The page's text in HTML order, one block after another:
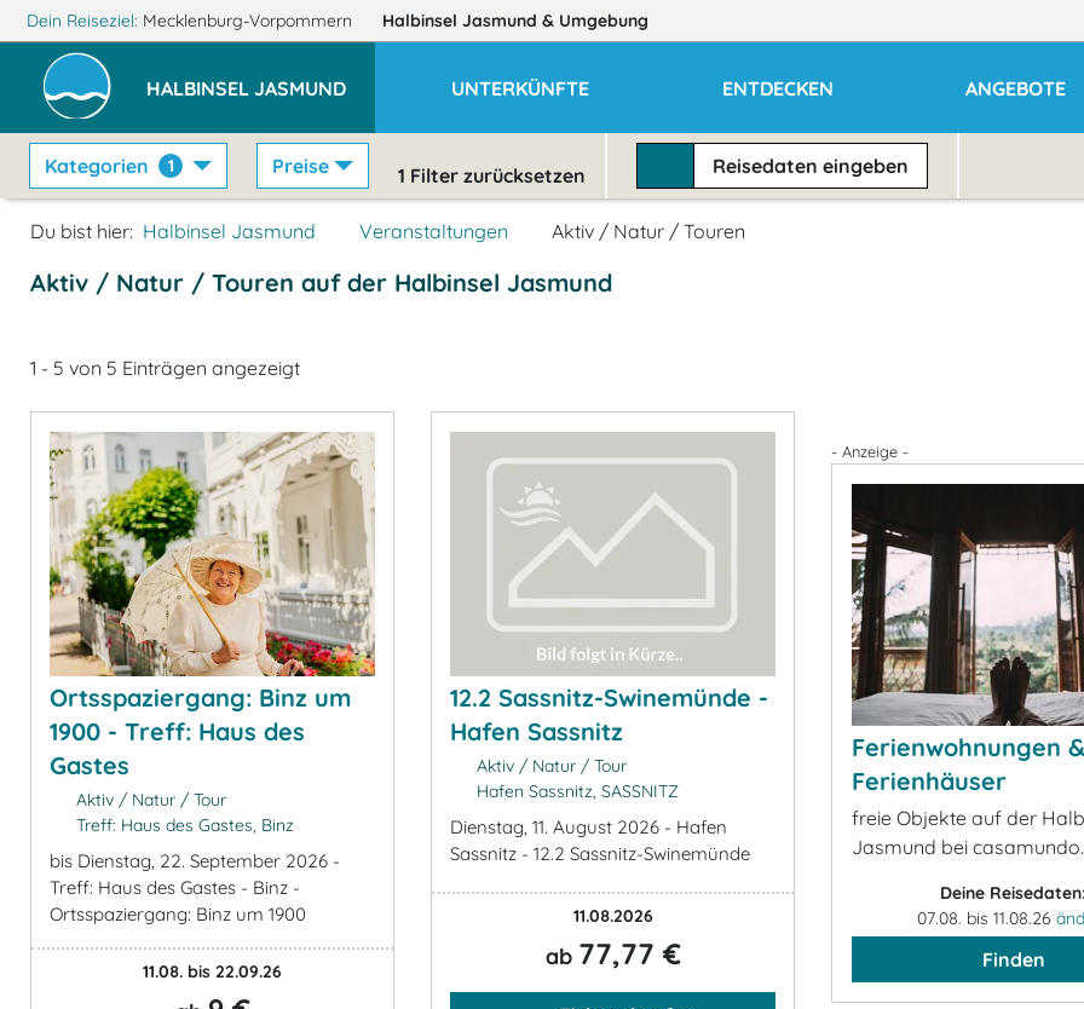
Dein Reiseziel: Mecklenburg-Vorpommern Halbinsel Jasmund & Umgebung
HALBINSEL JASMUND UNTERKÜNFTE ENTDECKEN ANGEBOTE
Kategorien 1 Preise 1 Filter zurücksetzen Reisedateneingeben
Du bist hier: Halbinsel Jasmund Veranstaltungen Aktiv / Natur / Touren
Aktiv / Natur / Touren auf der Halbinsel Jasmund
1 - 5 von 5 Einträgen angezeigt
Ortsspaziergang: Binz um
1900 - Treff: Haus des
Gastes
Aktiv / Natur / Tour
Treff: Haus des Gastes, Binz
bis Dienstag, 22. September 2026 -
Treff: Haus des Gastes - Binz -
Ortsspaziergang: Binz um 1900
11.08. bis 22.09.26
12.2 Sassnitz-Swinemünde -
Hafen Sassnitz
Aktiv / Natur / Tour
Hafen Sassnitz, SASSNITZ
Dienstag, 11. August 2026 - Hafen
Sassnitz - 12.2 Sassnitz-Swinemünde
11.08.2026
ab 77,77 €
- Anzeige -
Ferienwohnungen &
Ferienhäuser
freie Objekte auf der
Jasmund bei
Deine
07.08. bis 11.08.26
Finden